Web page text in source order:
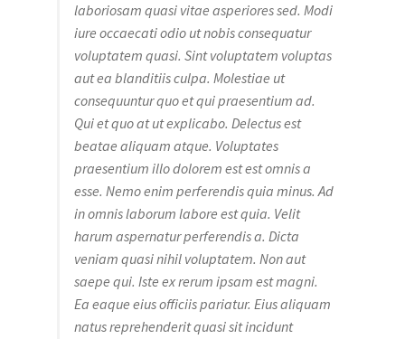
laboriosam quasi vitae asperiores sed. Modi
iure occaecati odio ut nobis consequatur
voluptatem quasi. Sint voluptatem voluptas
aut ea blanditiis culpa. Molestiae ut
consequuntur quo et qui praesentium ad.
Qui et quo at ut explicabo. Delectus est
beatae aliquam atque. Voluptates
praesentium illo dolorem est est omnis a
esse. Nemo enim perferendis quia minus. Ad
in omnis laborum labore est quia. Velit
harum aspernatur perferendis a. Dicta
veniam quasi nihil voluptatem. Non aut
saepe qui. Iste ex rerum ipsam est magni.
Ea eaque eius officiis pariatur. Eius aliquam
natus reprehenderit quasi sit incidunt